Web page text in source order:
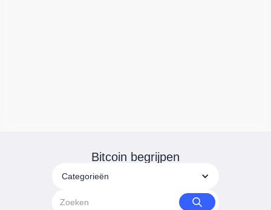
Bitcoin begrijpen
Categorieën